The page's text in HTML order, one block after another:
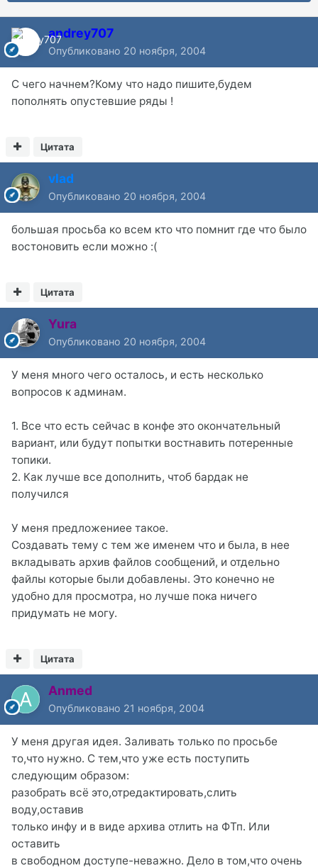
andrey707
Опубликовано 20 ноября, 2004
C чего начнем?Кому что надо пишите,будем
пополнять опустевшие ряды !
Цитата
vlad
Опубликовано 20 ноября, 2004
большая просьба ко всем кто что помнит где что было
востоновить если можно :(
Цитата
Yura
Опубликовано 20 ноября, 2004
У меня много чего осталось, и есть несколько
вопросов к админам.
1. Все что есть сейчас в конфе это окончательный
вариант, или будут попытки востнавить потеренные
топики.
2. Как лучше все дополнить, чтоб бардак не
получился
У меня предложениее такое.
Создавать тему с тем же именем что и была, в нее
вкладывать архив файлов сообщений, и отдельно
файлы которые были добавлены. Это конечно не
удобно для просмотра, но лучше пока ничего
придумать не могу.
Цитата
Anmed
Опубликовано 21 ноября, 2004
У меня другая идея. Заливать только по просьбе
то,что нужно. С тем,что уже есть поступить
следующим образом:
разобрать всё это,отредактировать,слить
воду,оставив
только инфу и в виде архива отлить на ФТп. Или
оставить
в свободном доступе-неважно. Дело в том,что очень